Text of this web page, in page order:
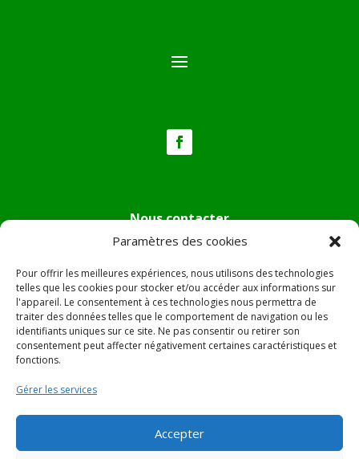
Paramètres des cookies
Pour offrir les meilleures expériences, nous utilisons des technologies
telles que les cookies pour stocker et/ou accéder aux informations sur
l'appareil. Le consentement à ces technologies nous permettra de
traiter des données telles que le comportement de navigation ou les
identifiants uniques sur ce site. Ne pas consentir ou retirer son
consentement peut affecter négativement certaines caractéristiques et
fonctions.
Gérer les services
Accepter
Nous contacter
Tél :04.95.36.24.02
Mail:
mairie.pietradiverde@wanadoo.fr
Adresse :Hôtel de ville de Pietra di Verde
Le village
20230 Pietra di Verde
© 2022 Mairie de Pietra Di Verde – Réalisation